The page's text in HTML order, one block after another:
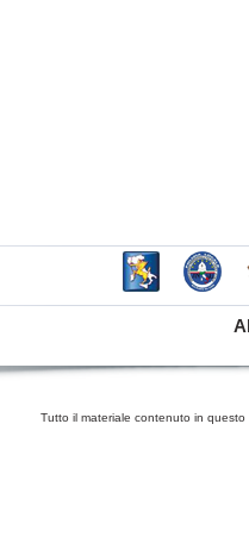
Tutto il materiale contenuto in